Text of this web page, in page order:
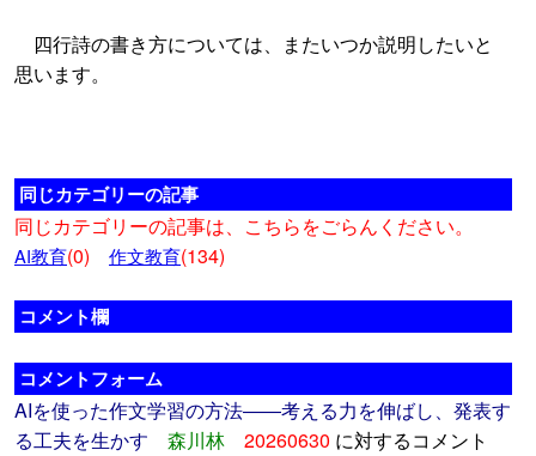
四行詩の書き方については、またいつか説明したいと
思います。
同じカテゴリーの記事
同じカテゴリーの記事は、こちらをごらんください。
AI教育(0) 作文教育(134)
コメント欄
コメントフォーム
AIを使った作文学習の方法――考える力を伸ばし、発表す
る工夫を生かす
森川林 20260630 に対するコメント